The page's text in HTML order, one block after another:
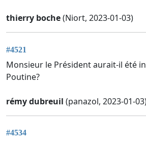
thierry boche(Niort, 2023-01-03)
#4521
Monsieur le Président aurait-il été
Poutine?
rémy dubreuil (panazol, 2023-01-
#4534